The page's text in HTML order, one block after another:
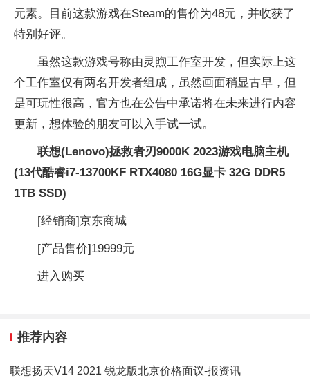
元素。目前这款游戏在Steam的售价为48元，并收获了
特别好评。
虽然这款游戏号称由灵煦工作室开发，但实际上这
个工作室仅有两名开发者组成，虽然画面稍显古早，但
是可玩性很高，官方也在公告中承诺将在未来进行内容
更新，想体验的朋友可以入手试一试。
联想(Lenovo)拯救者刃9000K 2023游戏电脑主机
(13代酷睿i7-13700KF RTX4080 16G显卡 32G DDR5
1TB SSD)
[经销商]京东商城
[产品售价]19999元
进入购买
推荐内容
联想扬天V14 2021 锐龙版北京价格面议-报资讯